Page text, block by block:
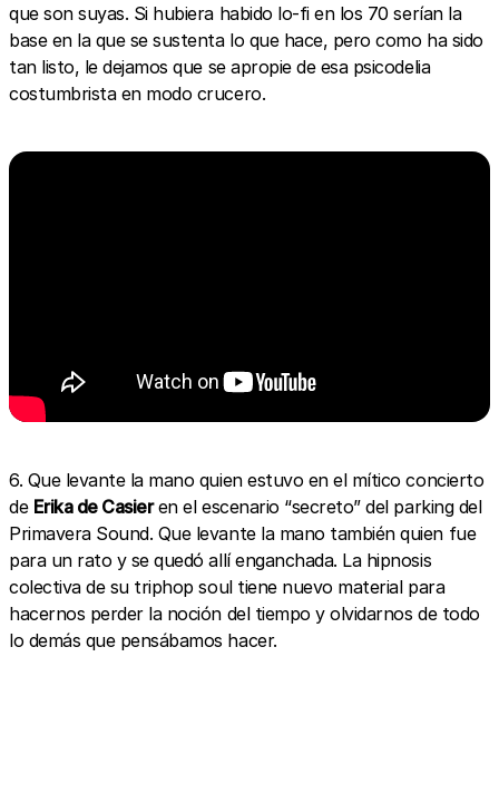
que son suyas. Si hubiera habido lo-fi en los 70 serían la
base en la que se sustenta lo que hace, pero como ha sido
tan listo, le dejamos que se apropie de esa psicodelia
costumbrista en modo crucero.
6. Que levante la mano quien estuvo en el mítico concierto
de Erika de Casieren el escenario “secreto” del parking del
Primavera Sound. Que levante la mano también quien fue
para un rato y se quedó allí enganchada. La hipnosis
colectiva de su triphop soul tiene nuevo material para
hacernos perder la noción del tiempo y olvidarnos de todo
lo demás que pensábamos hacer.